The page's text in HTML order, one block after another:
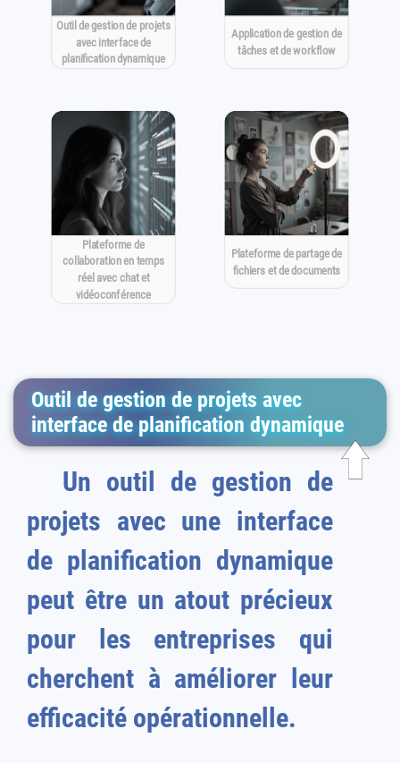
Outil de gestion de projets
avec interface de
planification dynamique
Application de gestion de
tâches et de workflow
Plateforme de
collaboration en temps
réel avec chat et
vidéoconférence
Plateforme de partage de
fichiers et de documents
Outil de gestion de projets avec
interface de planification dynamique
Un outil de gestion de
projets avec une interface
de planification dynamique
peut être un atout précieux
pour les entreprises qui
cherchent à améliorer leur
efficacité opérationnelle.